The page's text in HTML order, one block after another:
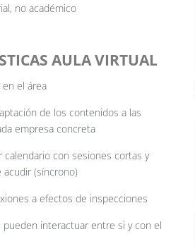
no académico
AULA VIRTUAL
el área
de los contenidos a las
empresa concreta
calendario con sesiones cortas y
acudir (síncrono)
a efectos de inspecciones
pueden interactuar entre si y con el